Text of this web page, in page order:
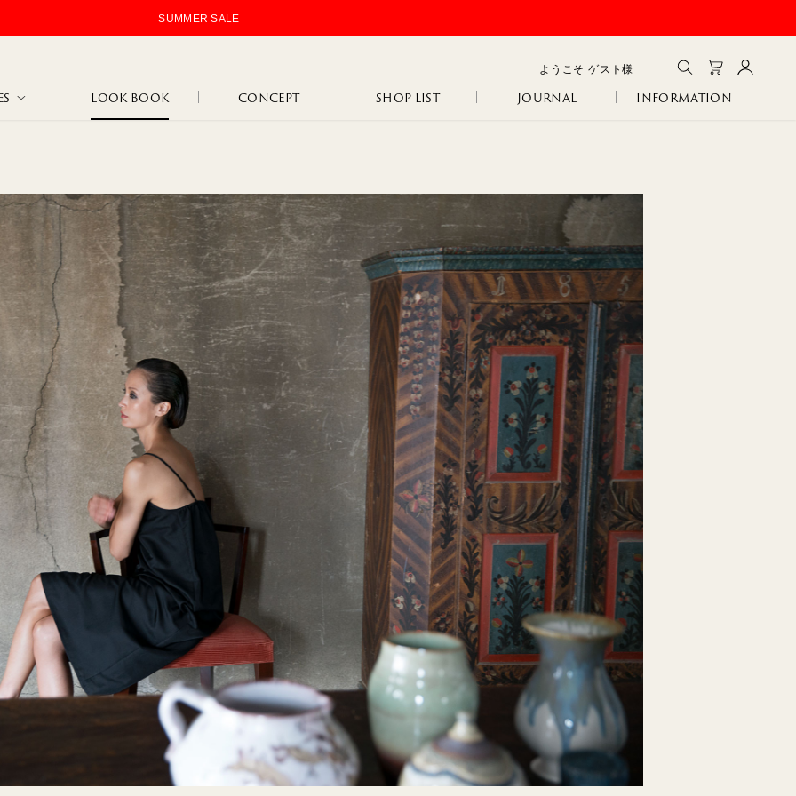
NEW ARRIVAL｜新作ラインナップはこちら
ようこそ ゲスト様
LOOK BOOK CONCEPT SHOP LIST JOURNAL INFORMATION
STANDARD HIP HUNG TANGA SANITARY
INNER WEAR LOUNGE
WEAR
OJOJOJ LOGOS MARIA
MARCEL JANINE FLOR
BLANCO COLINA
NATURE 102 108 105
TERRACE MILO RYTHME BIO